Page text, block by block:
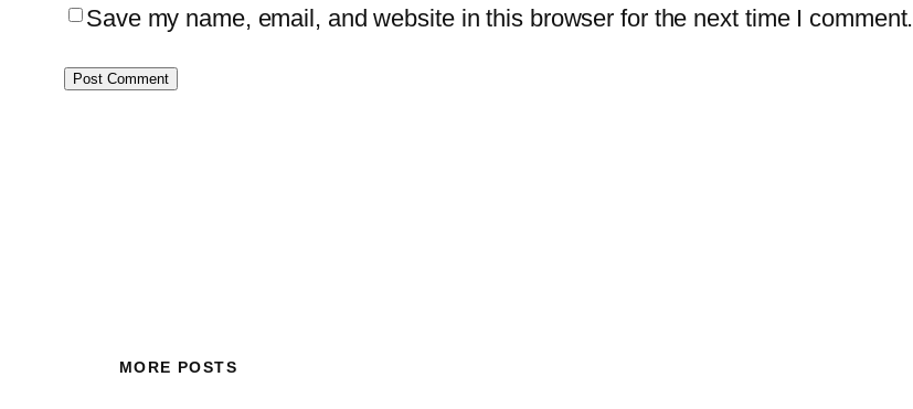
Save my name, email, and website in this browser for the next time I comment.
MORE POSTS